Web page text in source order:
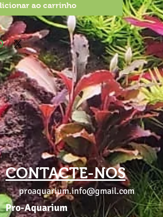
ao carrinho
CONTACTE-NOS
proaquarium.info@gmail.com
Pro-Aquarium